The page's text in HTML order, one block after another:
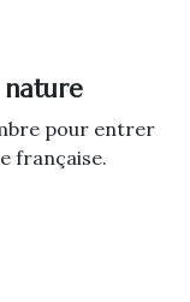
pour entrer
française.